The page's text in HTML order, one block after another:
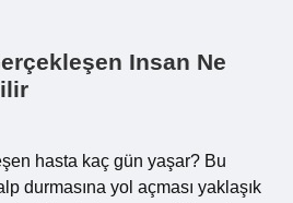
Insan Ne
hasta kaç gün yaşar? Bu
durmasına yol açması yaklaşık